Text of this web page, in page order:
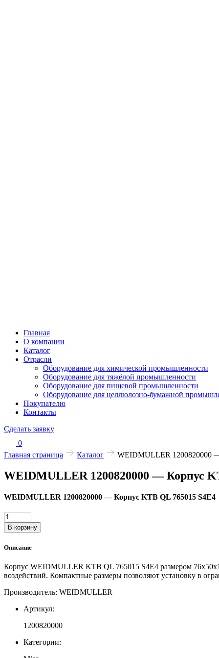
Главная
О компании
Каталог
Отрасли
Оборудование для химической промышленности
Оборудование для тяжёлой промышленности
Оборудование для пищевой промышленности
Оборудование для целлюлозно-бумажной
Покупателю
Контакты
Сделать заявку
0
Главная страница
Каталог WEIDMULLER 1200820000
WEIDMULLER 1200820000 — Корпус
WEIDMULLER 1200820000 — Корпус KTB QL 765015 S4E4
Количество
товара
WEIDMULLER
—
KTB
QL
S4E4
В корзину
Описание
Корпус WEIDMULLER KTB QL 765015 S4E4 размером
воздействий. Компактные размеры позволяют установку в
Производитель: WEIDMULLER
Артикул:
1200820000
Категории: